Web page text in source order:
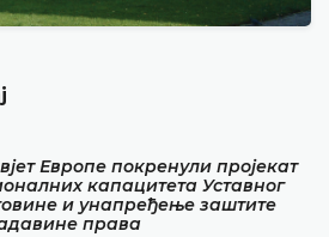
Европе покренули пројекат
капацитета Уставног
и унапређење заштите
права